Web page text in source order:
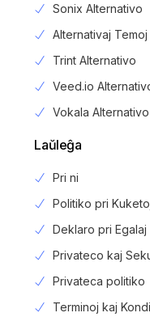
Sonix Alternativo
Alternativaj Temoj
Trint Alternativo
Veed.io
Vokala Alternativo
Laŭleĝa
Pri ni
Politiko pri
Deklaro pri
Privateco kaj
Privateca politiko
Terminoj kaj